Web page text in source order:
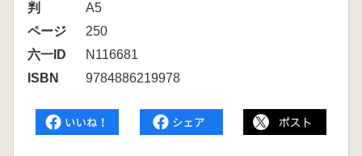
判
A5
ページ
250
六一ID
N116681
ISBN
9784886219978